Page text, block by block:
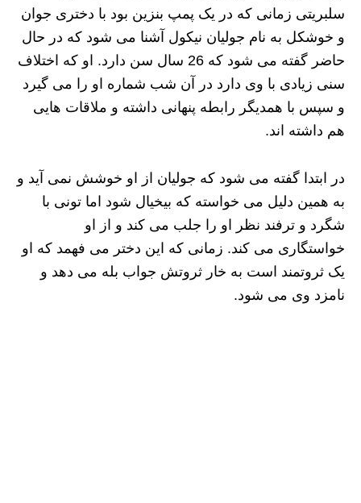
سلبریتی زمانی که در یک پمپ بنزین بود با دختری جوان
و خوشکل به نام جولیان نیکول آشنا می شود که در حال
حاضر گفته می شود که 26 سال سن دارد. او که اختلاف
سنی زیادی با وی دارد در آن شب شماره او را می گیرد
و سپس با همدیگر رابطه پنهانی داشته و ملاقات هایی
هم داشته اند.
در ابتدا گفته می شود که جولیان از او خوشش نمی آید و
به همین دلیل می خواسته که بیخیال شود اما تونی با
شگرد و ترفند نظر او را جلب می کند و از او
خواستگاری می کند. زمانی که این دختر می فهمد که او
یک ثروتمند است به خار ثروتش جواب بله می دهد و
نامزد وی می شود.